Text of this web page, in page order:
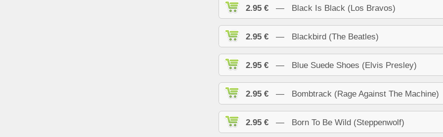
2.95 € — Black Is Black (Los Bravos)
2.95 € — Blackbird (The Beatles)
2.95 € — Blue Suede Shoes (Elvis Presley)
2.95 € — Bombtrack (Rage Against The Machine)
2.95 € — Born To Be Wild (Steppenwolf)